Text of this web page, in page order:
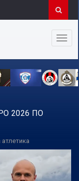
2026 ПО
атлетика